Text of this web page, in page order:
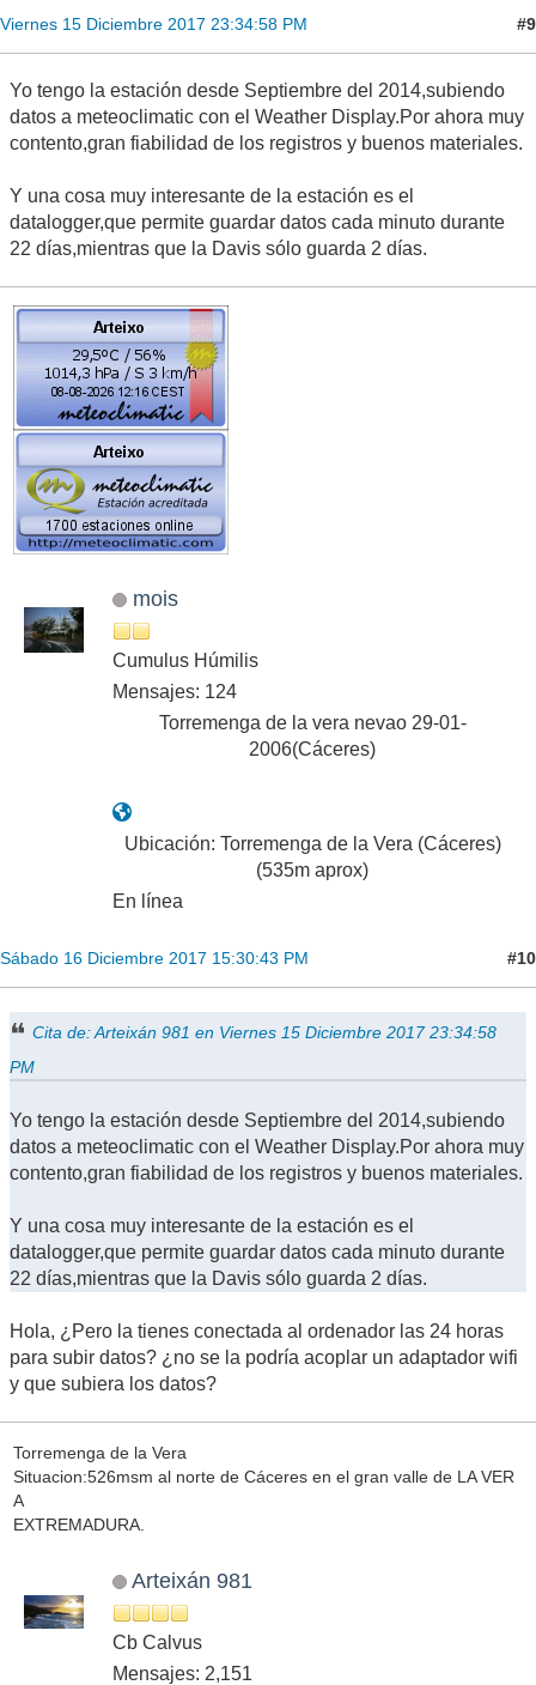
Viernes 15 Diciembre 2017 23:34:58 PM #9
Yo tengo la estación desde Septiembre del 2014,subiendo
datos a meteoclimatic con el Weather Display.Por ahora muy
contento,gran fiabilidad de los registros y buenos materiales.
Y una cosa muy interesante de la estación es el
datalogger,que permite guardar datos cada minuto durante
22 días,mientras que la Davis sólo guarda 2 días.
mois
Cumulus Húmilis
Mensajes: 124
Torremenga de la vera nevao 29-01-
2006(Cáceres)
Ubicación: Torremenga de la Vera (Cáceres)
(535m aprox)
En línea
Sábado 16 Diciembre 2017 15:30:43 PM #10
Cita de: Arteixán 981 en Viernes 15 Diciembre 2017 23:34:58
PM
Yo tengo la estación desde Septiembre del 2014,subiendo
datos a meteoclimatic con el Weather Display.Por ahora muy
contento,gran fiabilidad de los registros y buenos materiales.
Y una cosa muy interesante de la estación es el
datalogger,que permite guardar datos cada minuto durante
22 días,mientras que la Davis sólo guarda 2 días.
Hola, ¿Pero la tienes conectada al ordenador las 24 horas
para subir datos? ¿no se la podría acoplar un adaptador wifi
y que subiera los datos?
Torremenga de la Vera
Situacion:526msm al norte de Cáceres en el gran valle de LA VER
A
EXTREMADURA.
Arteixán 981
Cb Calvus
Mensajes: 2,151